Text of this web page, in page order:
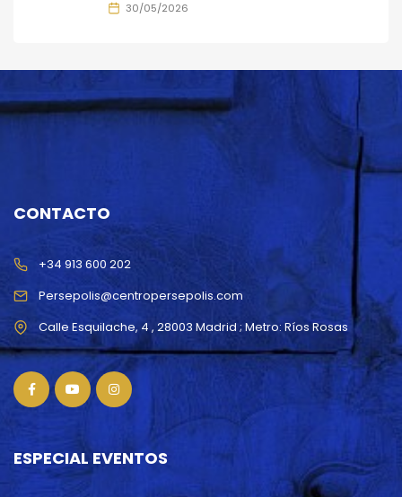
30/05/2026
CONTACTO
Persepolis@centropersepolis.com
+34 913 600 202
ESPECIAL EVENTOS